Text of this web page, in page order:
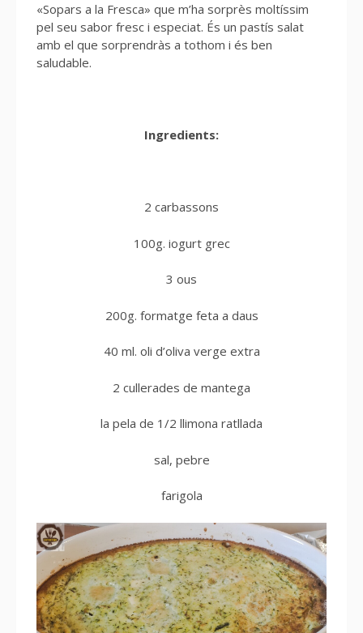
«Sopars a la Fresca» que m’ha sorprès moltíssim
pel seu sabor fresc i especiat. És un pastís salat
amb el que sorprendràs a tothom i és ben
saludable.
Ingredients:
2 carbassons
100g. iogurt grec
3 ous
200g. formatge feta a daus
40 ml. oli d’oliva verge extra
2 cullerades de mantega
la pela de 1/2 llimona ratllada
sal, pebre
farigola